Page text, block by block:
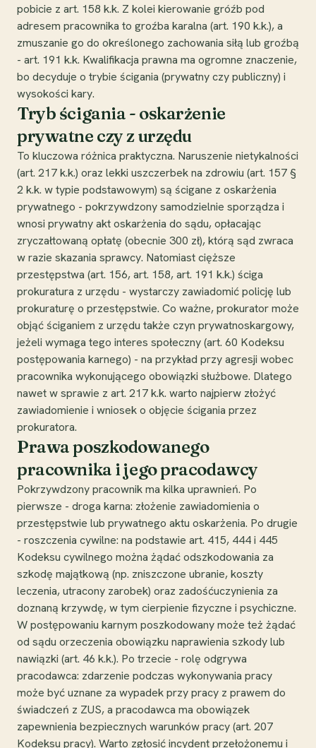
pobicie z art. 158 k.k. Z kolei kierowanie gróźb pod
adresem pracownika to groźba karalna (art. 190 k.k.), a
zmuszanie go do określonego zachowania siłą lub groźbą
- art. 191 k.k. Kwalifikacja prawna ma ogromne znaczenie,
bo decyduje o trybie ścigania (prywatny czy publiczny) i
wysokości kary.
Tryb ścigania - oskarżenie
prywatne czy z urzędu
To kluczowa różnica praktyczna. Naruszenie nietykalności
(art. 217 k.k.) oraz lekki uszczerbek na zdrowiu (art. 157 §
2 k.k. w typie podstawowym) są ścigane z oskarżenia
prywatnego - pokrzywdzony samodzielnie sporządza i
wnosi prywatny akt oskarżenia do sądu, opłacając
zryczałtowaną opłatę (obecnie 300 zł), którą sąd zwraca
w razie skazania sprawcy. Natomiast cięższe
przestępstwa (art. 156, art. 158, art. 191 k.k.) ściga
prokuratura z urzędu - wystarczy zawiadomić policję lub
prokuraturę o przestępstwie. Co ważne, prokurator może
objąć ściganiem z urzędu także czyn prywatnoskargowy,
jeżeli wymaga tego interes społeczny (art. 60 Kodeksu
postępowania karnego) - na przykład przy agresji wobec
pracownika wykonującego obowiązki służbowe. Dlatego
nawet w sprawie z art. 217 k.k. warto najpierw złożyć
zawiadomienie i wniosek o objęcie ścigania przez
prokuratora.
Prawa poszkodowanego
pracownika i jego pracodawcy
Pokrzywdzony pracownik ma kilka uprawnień. Po
pierwsze - droga karna: złożenie zawiadomienia o
przestępstwie lub prywatnego aktu oskarżenia. Po drugie
- roszczenia cywilne: na podstawie art. 415, 444 i 445
Kodeksu cywilnego można żądać odszkodowania za
szkodę majątkową (np. zniszczone ubranie, koszty
leczenia, utracony zarobek) oraz zadośćuczynienia za
doznaną krzywdę, w tym cierpienie fizyczne i psychiczne.
W postępowaniu karnym poszkodowany może też żądać
od sądu orzeczenia obowiązku naprawienia szkody lub
nawiązki (art. 46 k.k.). Po trzecie - rolę odgrywa
pracodawca: zdarzenie podczas wykonywania pracy
może być uznane za wypadek przy pracy z prawem do
świadczeń z ZUS, a pracodawca ma obowiązek
zapewnienia bezpiecznych warunków pracy (art. 207
Kodeksu pracy). Warto zgłosić incydent przełożonemu i